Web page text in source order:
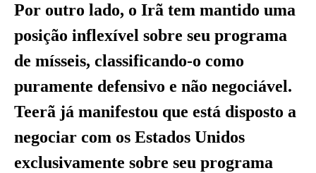
Por outro lado, o Irã tem mantido uma
posição inflexível sobre seu programa
de mísseis, classificando-o como
puramente defensivo e não negociável.
Teerã já manifestou que está disposto a
negociar com os Estados Unidos
exclusivamente sobre seu programa